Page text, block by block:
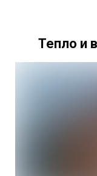
Тепло и